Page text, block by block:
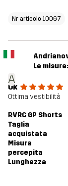
Nr articolo 10067
A
Le misure:
Ok
Ottima vestibilità
RVRC GP Shorts
Taglia
acquistata
Misura
percepita
Lunghezza